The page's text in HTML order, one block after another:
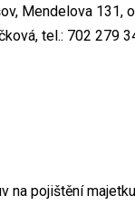
Mendelova 131,
tel.: 702 279
na pojištění